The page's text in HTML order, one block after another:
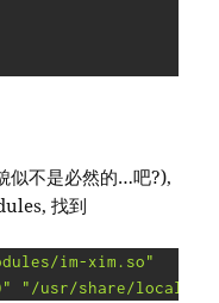
似不是必然的…吧?),
找到
im-xim.so"
"/usr/share/locale"